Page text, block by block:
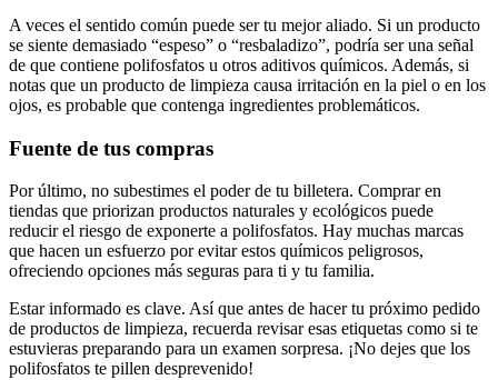
A veces el sentido común puede ser‌ tu mejor aliado. Si un ‍producto
se siente demasiado “espeso” o “resbaladizo”, podría‌ ser ‌una señal⁣
de que ​contiene polifosfatos‌ u otros aditivos químicos.⁢ Además, si
notas que​ un⁣ producto‍ de⁢ limpieza ⁤causa‌ irritación en la piel ⁤o​ en los
ojos, es probable⁢ que contenga ‌ingredientes problemáticos.
Fuente de tus ‌compras
Por‍ último, no subestimes el ‌poder de tu ⁢billetera. Comprar en
‍tiendas que ⁢priorizan⁤ productos⁣ naturales y ecológicos puede
reducir ‍el riesgo ‍de exponerte a polifosfatos. Hay‍ muchas⁢ marcas
que hacen un ⁢esfuerzo por evitar‌ estos químicos peligrosos,⁤
ofreciendo opciones más⁣ seguras para ti y tu familia.
Estar informado es⁣ clave. Así‍ que antes de hacer tu próximo pedido
de ‌productos⁤ de‌ limpieza, recuerda ‌revisar⁤ esas etiquetas como si te
estuvieras preparando para un examen ⁤sorpresa. ⁣¡No dejes ‍que los
polifosfatos te pillen desprevenido!